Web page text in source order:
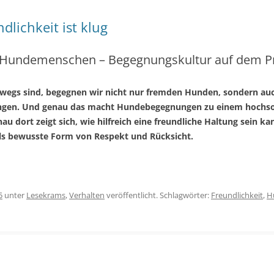
ist klug
– Begegnungskultur auf dem
sind, begegnen wir nicht nur fremden Hunden, sondern
Und genau das macht Hundebegegnungen zu einem
dort zeigt sich, wie hilfreich eine freundliche Haltung sein
bewusste Form von Respekt und Rücksicht.
unter Lesekrams,Verhalten veröffentlicht. Schlagwörter: Freundlichkeit,